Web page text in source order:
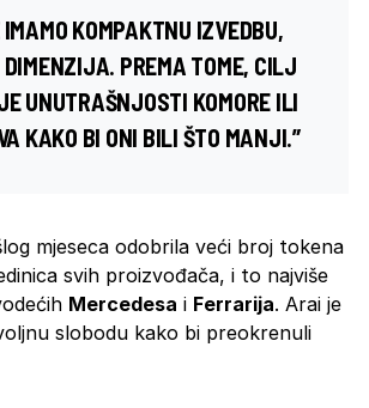
KOMPAKTNU IZVEDBU,
PREMA TOME, CILJ
UNUTRAŠNJOSTI KOMORE ILI
KAKO BI ONI BILI ŠTO MANJI.”
mjeseca odobrila veći broj tokena
svih proizvođača, i to najviše
Mercedesa i Ferrarija. Arai je
slobodu kako bi preokrenuli